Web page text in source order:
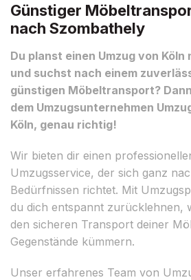
Günstiger
nach Szombathely
Du planst einen Umzug von
und suchst nach einem
günstigen Möbeltransport?
dem Umzugsunternehmen
Köln, genau richtig!
Wir bieten dir einen
Umzugsservice, der sich ganz
Bedürfnissen richtet. Mit
du dich entspannt zurücklehnen,
den sicheren Transport deiner
Gegenstände kümmern.
Unser erfahrenes Team von